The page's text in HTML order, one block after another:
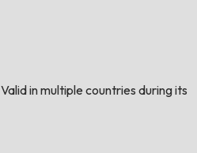
Valid in multiple countries during its